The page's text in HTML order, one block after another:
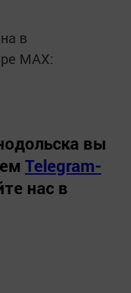
в
MАХ:
вы
Telegram-
нас в